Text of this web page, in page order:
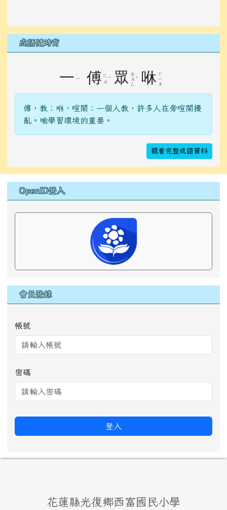
成語隨時背
一 ㄧ 傅 ㄈ
ㄨ ˋ 眾
ㄓ
ㄨ
ㄥ
ˋ 咻 ㄒ
ㄧ
ㄡ
傅，教；咻，喧鬧；一個人教，許多人在旁喧鬧擾
亂。喻學習環境的重要。
觀看完整成語資料
右邊區域內容
OpenID登入
會員登錄
帳號
密碼
登入
頁尾區域內容
花蓮縣光復鄉西富國民小學